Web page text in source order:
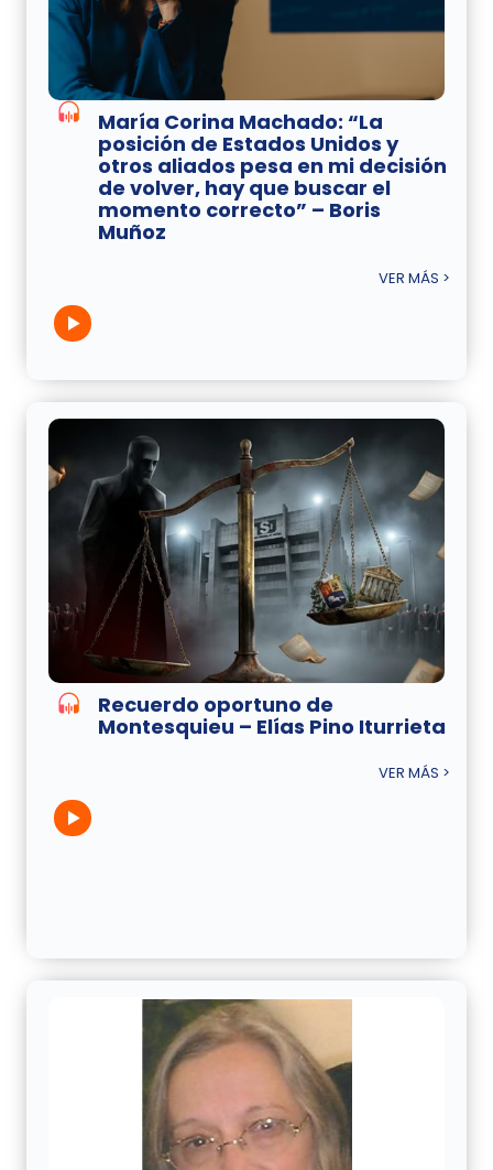
María Corina Machado: “La
posición de Estados Unidos y
otros aliados pesa en mi decisión
de volver, hay que buscar el
momento correcto” – Boris
Muñoz
VER MÁS >
Recuerdo oportuno de
Montesquieu – Elías Pino Iturrieta
VER MÁS >